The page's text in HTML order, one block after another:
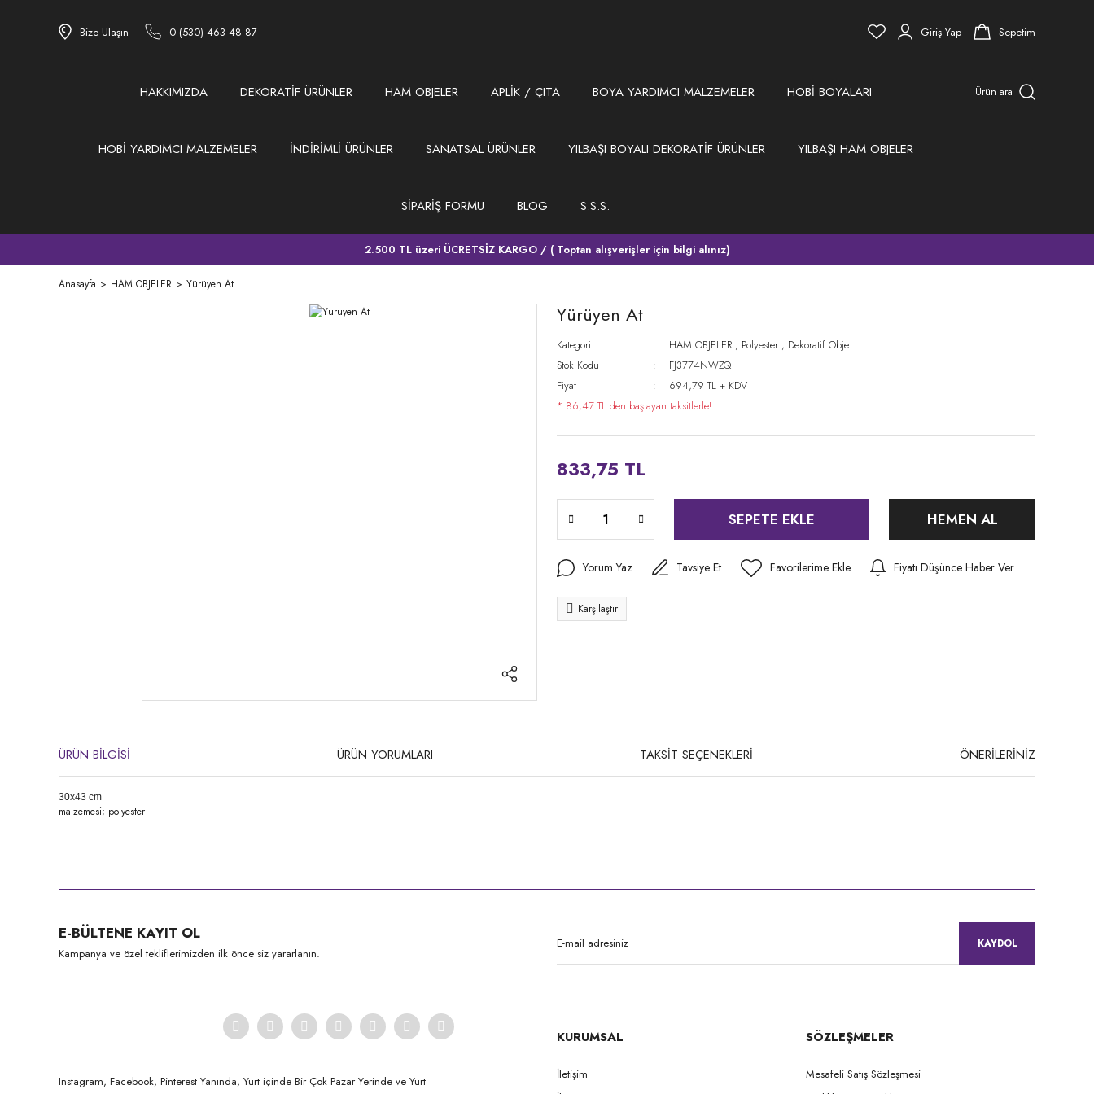
Bize Ulaşın 0 (530) 463 48 87 Giriş Yap Sepetim
HAKKIMIZDA DEKORATİF ÜRÜNLER HAM OBJELER APLİK / ÇITA BOYA YARDIMCI MALZEMELER HOBİ BOYALARI
HOBİ YARDIMCI MALZEMELER İNDİRİMLİ ÜRÜNLER SANATSAL ÜRÜNLER YILBAŞI BOYALI DEKORATİF ÜRÜNLER YILBAŞI HAM OBJELER
SİPARİŞ FORMU BLOG S.S.S.
Ürün ara
2.500 TL üzeri ÜCRETSİZ KARGO / ( Toptan alışverişler için bilgi alınız)
Anasayfa HAM OBJELER Yürüyen At
Yürüyen At
Kategori HAM OBJELER , Polyester , Dekoratif Obje
Stok Kodu
FJ3774NWZQ
Fiyat
694,79 TL + KDV
* 86,47 TL den başlayan taksitlerle!
833,75 TL
SEPETE EKLE HEMEN AL
Yorum Yaz Tavsiye Et Fiyatı Düşünce Haber Ver
Karşılaştır
ÜRÜN BİLGİSİ ÜRÜN YORUMLARI TAKSİT SEÇENEKLERİ ÖNERİLERİNİZ
30x43 cm
malzemesi; polyester
Ürün açıklamasında eksik bilgiler bulunuyor.
Ürün bilgilerinde hatalar bulunuyor.
E-BÜLTENE KAYIT OL
Kampanya ve özel tekliflerimizden ilk önce siz yararlanın.
KAYDOL
Instagram, Facebook, Pinterest Yanında, Yurt içinde Bir Çok Pazar Yerinde ve Yurt
KURUMSAL
İletişim
SÖZLEŞMELER
Mesafeli Satış Sözleşmesi